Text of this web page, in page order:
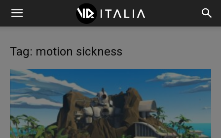
Tag: motion sickness